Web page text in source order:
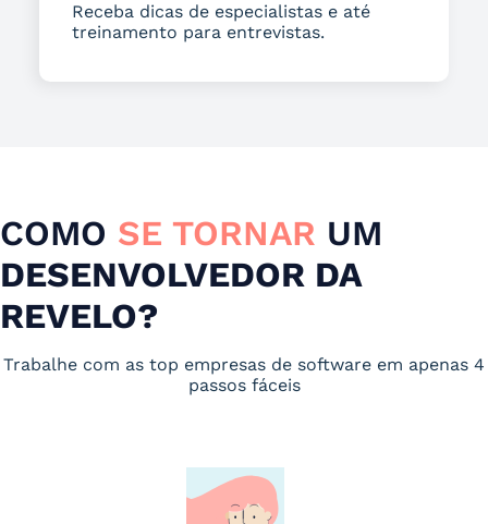
Receba dicas de especialistas e até
treinamento para entrevistas.
COMO SE TORNAR UM
DESENVOLVEDOR DA
REVELO?
Trabalhe com as top empresas de software em apenas 4
passos fáceis